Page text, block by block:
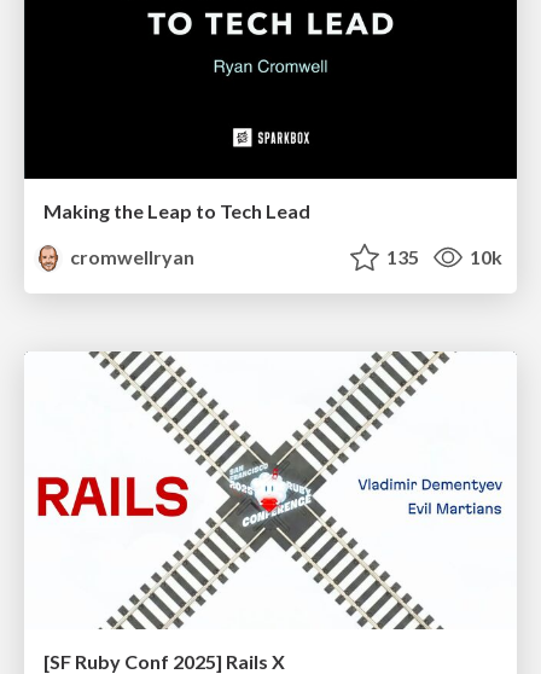
Making the Leap to Tech Lead
cromwellryan
135 10k
[SF Ruby Conf 2025] Rails X